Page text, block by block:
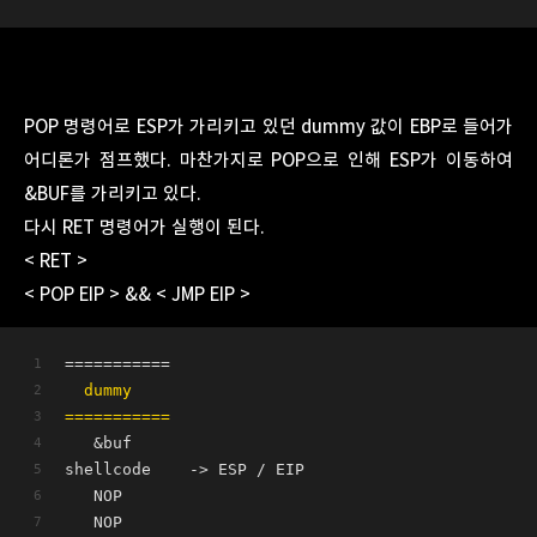
POP 명령어로 ESP가 가리키고 있던 dummy 값이 EBP로 들어가
어디론가 점프했다. 마찬가지로 POP으로 인해 ESP가 이동하여
&BUF를 가리키고 있다.
다시 RET 명령어가 실행이 된다.
< RET >
< POP EIP > && < JMP EIP >
===========
  dummy
===========
   &buf
shellcode    -> ESP / EIP
   NOP
   NOP